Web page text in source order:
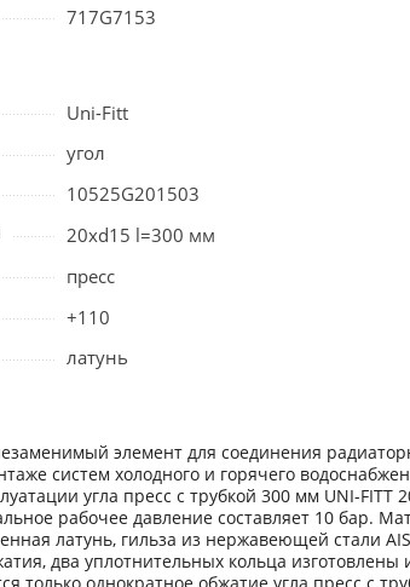
717G7153
Uni-Fitt
угол
10525G201503
20xd15 l=300 мм
пресс
+110
латунь
элемент для соединения
систем холодного и горячего
угла пресс с трубкой 300 мм UNI-FITT
рабочее давление составляет 10 бар.
латунь, гильза из нержавеющей стали
два уплотнительных кольца изготовлены